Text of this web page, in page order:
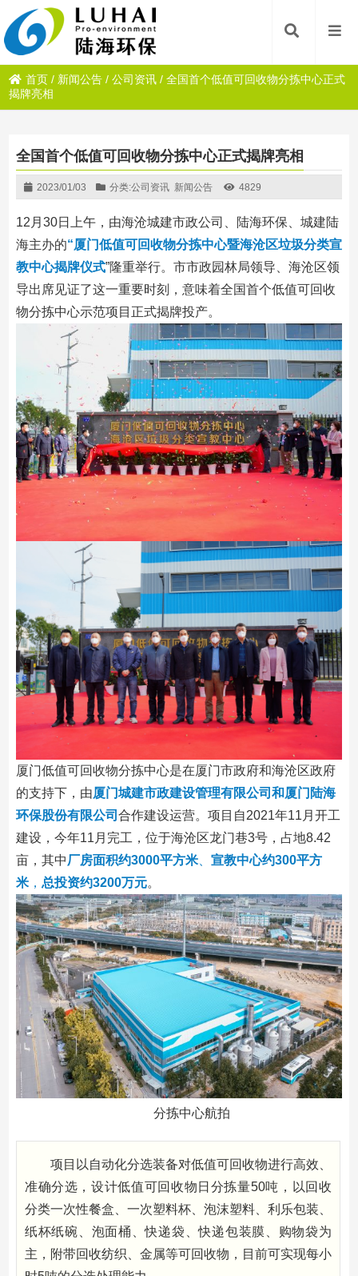
首页 / 新闻公告 /公司资讯 /全国首个低值可回收物分拣中心正式
揭牌亮相
全国首个低值可回收物分拣中心正式揭牌亮相
2023/01/03 分类:公司资讯 新闻公告 4829
12月30日上午，由海沧城建市政公司、陆海环保、城建陆
海主办的“厦门低值可回收物分拣中心暨海沧区垃圾分类宣
教中心揭牌仪式”隆重举行。市市政园林局领导、海沧区领
导出席见证了这一重要时刻，意味着全国首个低值可回收
物分拣中心示范项目正式揭牌投产。
厦门低值可回收物分拣中心是在厦门市政府和海沧区政府
的支持下，由厦门城建市政建设管理有限公司和厦门陆海
环保股份有限公司 合作建设运营。项目自2021年11月开工
建设，今年11月完工，位于海沧区龙门巷3号，占地8.42
亩，其中厂房面积约3000平方米、 宣教中心约300平方
米， 总投资约3200万元。
分拣中心航拍
项目以自动化分选装备对低值可回收物进行高效、
准确分选，设计低值可回收物日分拣量50吨，以回收
分类一次性餐盒、一次塑料杯、泡沫塑料、利乐包装、
纸杯纸碗、泡面桶、快递袋、快递包装膜、购物袋为
主，附带回收纺织、金属等可回收物，目前可实现每小